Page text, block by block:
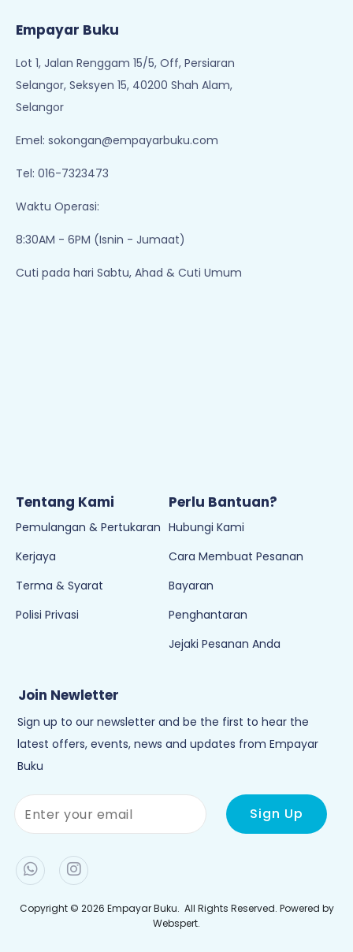
Empayar Buku
Lot 1, Jalan Renggam 15/5, Off, Persiaran
Selangor, Seksyen 15, 40200 Shah Alam,
Selangor
Emel: sokongan@empayarbuku.com
Tel: 016-7323473
Waktu Operasi:
8:30AM - 6PM (Isnin - Jumaat)
Cuti pada hari Sabtu, Ahad & Cuti Umum
Tentang Kami
Pemulangan & Pertukaran
Kerjaya
Terma & Syarat
Polisi Privasi
Perlu Bantuan?
Hubungi Kami
Cara Membuat Pesanan
Bayaran
Penghantaran
Jejaki Pesanan Anda
Join Newletter
Sign up to our newsletter and be the first to hear the
latest offers, events, news and updates from Empayar
Buku
Copyright © 2026 Empayar Buku. All Rights Reserved. Powered by
Webspert.